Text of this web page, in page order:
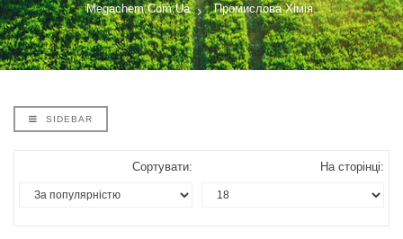
Megachem.com.ua Промислова Хімія
SIDEBAR
Сортувати: На сторінці: